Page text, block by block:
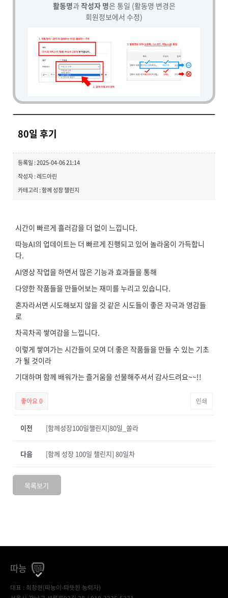
활동명과작성자 명은 통일 (활동명 변경은
회원정보에서 수정)
80일 후기
등록일 : 2025-04-06 21:14
작성자 : 레드아린
카테고리 : 함께 성장 챌린지
시간이 빠르게 흘러감을 더 없이 느낍니다.
따능AI의 업데이트는 더 빠르게 진행되고 있어 놀라움이 가득합니
다.
AI영상 작업을 하면서 많은 기능과 효과들을 통해
다양한 작품들을 만들어보는 재미를 누리고 있습니다.
혼자라서면 시도해보지 않을 것 같은 시도들이 좋은 자극과 영감들
로
차곡차곡 쌓여감을 느낍니다.
이렇게 쌓여가는 시간들이 모여 더 좋은 작품들을 만들 수 있는 기초
가 될 것이라
기대하며 함께 배워가는 즐거움을 선물해주셔서 감사드려요~~!!
좋아요0 인쇄
이전 [함께성장100일챌린지]80일_쏠라
[함께 성장 100일 챌린지] 80일차
다음
목록보기
따능
대표 : 최창현(따능이-따뜻한 능력자)